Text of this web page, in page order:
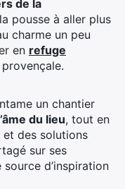
de la
pousse à aller plus
charme un peu
en refuge
un chantier
du lieu, tout en
des solutions
sur ses
d’inspiration